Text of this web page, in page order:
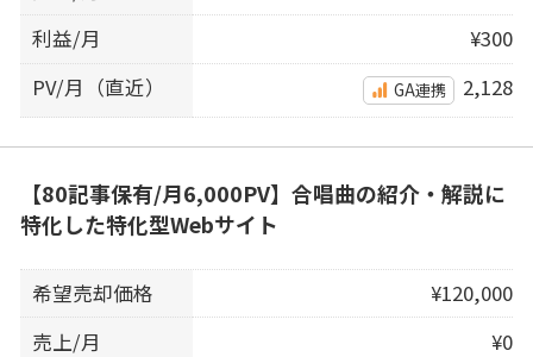
利益/月
¥300
PV/月（直近）
GA連携 2,128
【80記事保有/月6,000PV】合唱曲の紹介・解説に
特化した特化型Webサイト
希望売却価格
¥120,000
売上/月
¥0